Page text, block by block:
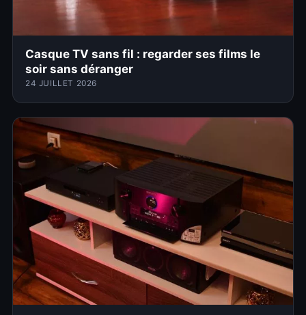
Casque TV sans fil : regarder ses films le
soir sans déranger
24 JUILLET 2026